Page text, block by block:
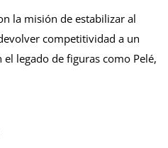
la misión de estabilizar al
competitividad a un
legado de figuras como Pelé,